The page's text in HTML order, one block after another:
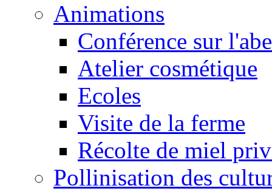
Animations
Conférence sur
Atelier cosmétique
Ecoles
Visite de la ferme
Récolte de miel
Pollinisation des